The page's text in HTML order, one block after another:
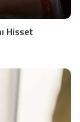
Hisset